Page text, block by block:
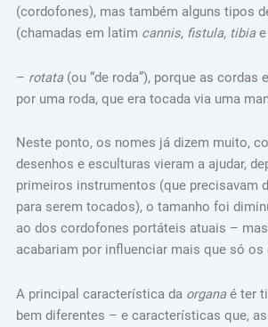
(cordofones), mas também alguns tipos
(chamadas em latim cannis, fistula, tibiae
– rotata(ou “de roda”), porque as cordas
por uma roda, que era tocada via uma
Neste ponto, os nomes já dizem muito,
desenhos e esculturas vieram a ajudar,
primeiros instrumentos (que precisavam
para serem tocados), o tamanho foi
ao dos cordofones portáteis atuais –
acabariam por influenciar mais que só
A principal característica da organaé ter
bem diferentes – e características que,